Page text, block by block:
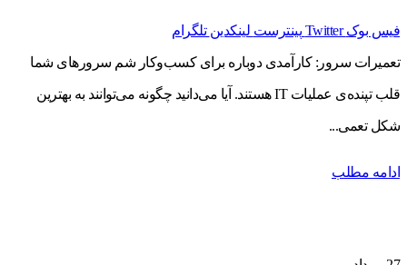
فیس بوک Twitter پینترست لینکدین تلگرام
تعمیرات سرور: کارآمدی دوباره برای کسب‌وکار شم سرورهای شما
قلب تپنده‌ی عملیات IT هستند. آیا می‌دانید چگونه می‌توانند به بهترین
شکل تعمی...
ادامه مطلب